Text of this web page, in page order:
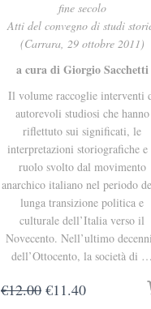
fine secolo
Atti del convegno di studi
(Carrara, 29 ottobre 2011)
a cura di Giorgio Sacchetti
Il volume raccoglie interventi
autorevoli studiosi che hanno
riflettuto sui significati, le
interpretazioni storiografiche
ruolo svolto dal movimento
anarchico italiano nel periodo
lunga transizione politica e
culturale dell’Italia verso il
Novecento. Nell’ultimo
dell’Ottocento, la società di …
€12.00 Il
€11.40Il